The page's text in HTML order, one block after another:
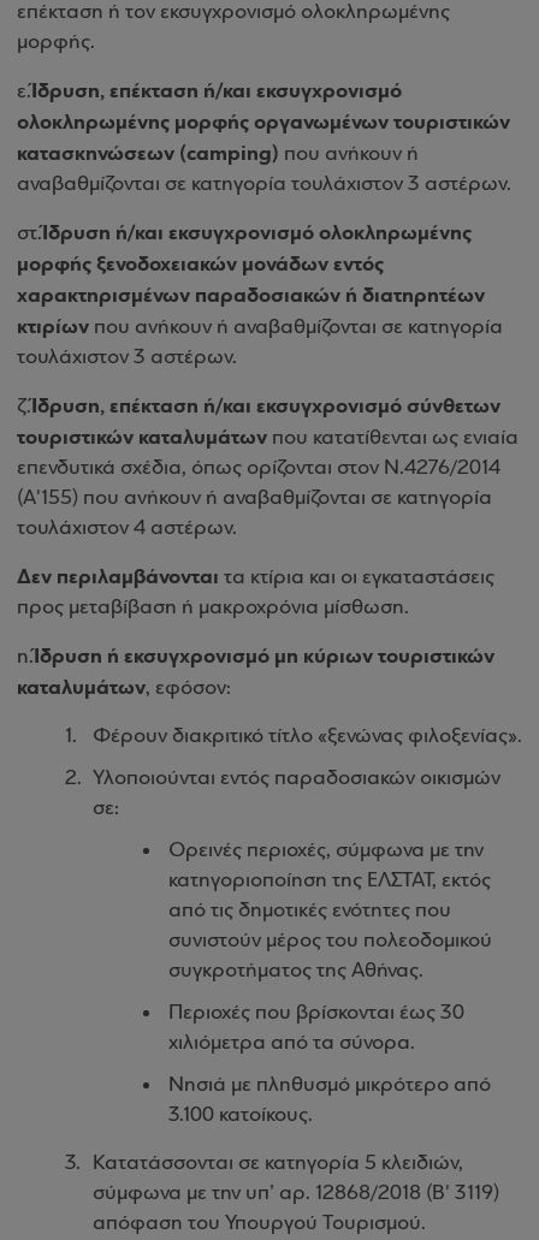
επέκταση ή τον εκσυγχρονισμό ολοκληρωμένης
μορφής.
ε.Ίδρυση, επέκταση ή/και εκσυγχρονισμό
ολοκληρωμένης μορφής οργανωμένων τουριστικών
κατασκηνώσεων (camping) που ανήκουν ή
αναβαθμίζονται σε κατηγορία τουλάχιστον 3 αστέρων.
στ.Ίδρυση ή/και εκσυγχρονισμό ολοκληρωμένης
μορφής ξενοδοχειακών μονάδων εντός
χαρακτηρισμένων παραδοσιακών ή διατηρητέων
κτιρίων που ανήκουν ή αναβαθμίζονται σε κατηγορία
τουλάχιστον 3 αστέρων.
ζ.Ίδρυση, επέκταση ή/και εκσυγχρονισμό σύνθετων
τουριστικών καταλυμάτων που κατατίθενται ως ενιαία
επενδυτικά σχέδια, όπως ορίζονται στον Ν.4276/2014
(Α'155) που ανήκουν ή αναβαθμίζονται σε κατηγορία
τουλάχιστον 4 αστέρων.
Δεν περιλαμβάνονται τα κτίρια και οι εγκαταστάσεις
προς μεταβίβαση ή μακροχρόνια μίσθωση.
η.Ίδρυση ή εκσυγχρονισμό μη κύριων τουριστικών
καταλυμάτων, εφόσον:
Φέρουν διακριτικό τίτλο «ξενώνας φιλοξενίας».
Υλοποιούνται εντός παραδοσιακών οικισμών
σε:
Ορεινές περιοχές, σύμφωνα με την
κατηγοριοποίηση της ΕΛΣΤΑΤ, εκτός
από τις δημοτικές ενότητες που
συνιστούν μέρος του πολεοδομικού
συγκροτήματος της Αθήνας.
Περιοχές που βρίσκονται έως 30
χιλιόμετρα από τα σύνορα.
Νησιά με πληθυσμό μικρότερο από
3.100 κατοίκους.
Κατατάσσονται σε κατηγορία 5 κλειδιών,
σύμφωνα με την υπ’ αρ. 12868/2018 (Β' 3119)
απόφαση του Υπουργού Τουρισμού.